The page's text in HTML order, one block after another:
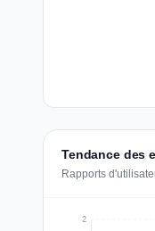
Tendance des
Rapports
2